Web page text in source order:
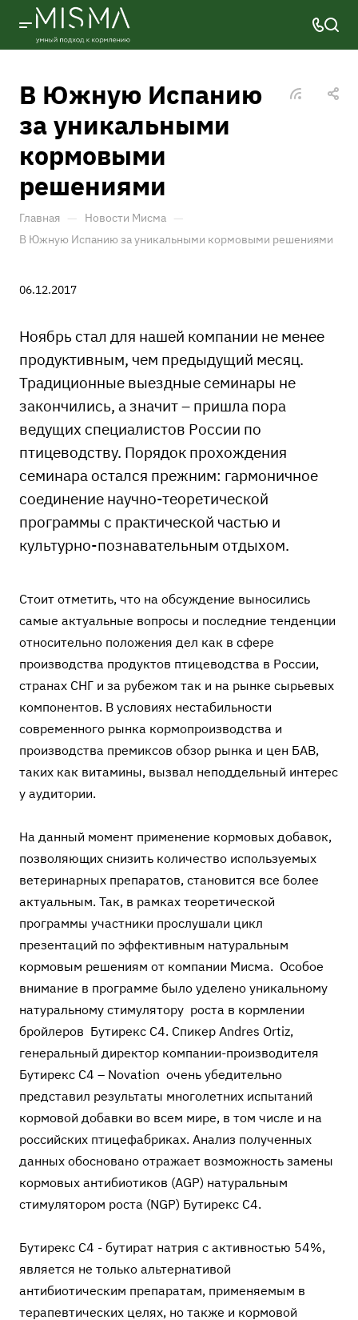
В Южную Испанию
за уникальными
кормовыми
решениями
Главная — Новости Мисма —
В Южную Испанию за уникальными кормовыми решениями
06.12.2017
Ноябрь стал для нашей компании не менее
продуктивным, чем предыдущий месяц.
Традиционные выездные семинары не
закончились, а значит – пришла пора
ведущих специалистов России по
птицеводству. Порядок прохождения
семинара остался прежним: гармоничное
соединение научно-теоретической
программы с практической частью и
культурно-познавательным отдыхом.
Стоит отметить, что на обсуждение выносились
самые актуальные вопросы и последние тенденции
относительно положения дел как в сфере
производства продуктов птицеводства в России,
странах СНГ и за рубежом так и на рынке сырьевых
компонентов. В условиях нестабильности
современного рынка кормопроизводства и
производства премиксов обзор рынка и цен БАВ,
таких как витамины, вызвал неподдельный интерес
у аудитории.
На данный момент применение кормовых добавок,
позволяющих снизить количество используемых
ветеринарных препаратов, становится все более
актуальным. Так, в рамках теоретической
программы участники прослушали цикл
презентаций по эффективным натуральным
кормовым решениям от компании Мисма. Особое
внимание в программе было уделено уникальному
натуральному стимулятору роста в кормлении
бройлеров Бутирекс С4. Спикер Andres Ortiz,
генеральный директор компании-производителя
Бутирекс С4 – Novation очень убедительно
представил результаты многолетних испытаний
кормовой добавки во всем мире, в том числе и на
российских птицефабриках. Анализ полученных
данных обосновано отражает возможность замены
кормовых антибиотиков (AGP) натуральным
стимулятором роста (NGP) Бутирекс С4.
Бутирекс С4 - бутират натрия с активностью 54%,
является не только альтернативой
антибиотическим препаратам, применяемым в
терапевтических целях, но также и кормовой